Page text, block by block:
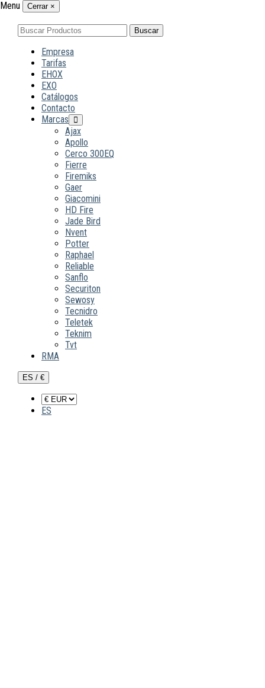
Menu Cerrar ×
Buscar
por:
Buscar
Empresa
Tarifas
EHOX
EXO
Catálogos
Contacto
Marcas
Ajax
Apollo
Cerco 300EQ
Fierre
Firemiks
Gaer
Giacomini
HD Fire
Jade Bird
Nvent
Potter
Raphael
Reliable
Sanflo
Securiton
Sewosy
Tecnidro
Teletek
Teknim
Tvt
RMA
ES / €
ES